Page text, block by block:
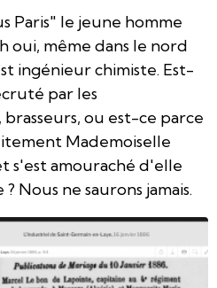
Paris" le jeune homme
oui, même dans le nord
ingénieur chimiste. Est-
par les
brasseurs, ou est-ce parce
Mademoiselle
s'est amouraché d'elle
Nous ne saurons jamais.